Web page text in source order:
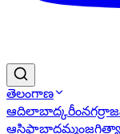
తెలంగాణ
ఆదిలాబాద్కరీంనగర్
ఆసిఫాబాద్ఖమ్మం